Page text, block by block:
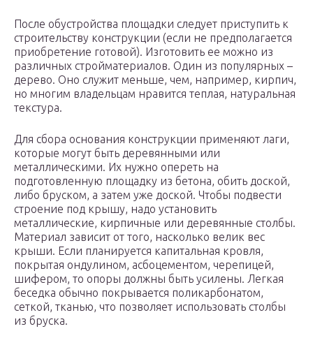
После обустройства площадки следует приступить к
строительству конструкции (если не предполагается
приобретение готовой). Изготовить ее можно из
различных стройматериалов. Один из популярных –
дерево. Оно служит меньше, чем, например, кирпич,
но многим владельцам нравится теплая, натуральная
текстура.
Для сбора основания конструкции применяют лаги,
которые могут быть деревянными или
металлическими. Их нужно опереть на
подготовленную площадку из бетона, обить доской,
либо бруском, а затем уже доской. Чтобы подвести
строение под крышу, надо установить
металлические, кирпичные или деревянные столбы.
Материал зависит от того, насколько велик вес
крыши. Если планируется капитальная кровля,
покрытая ондулином, асбоцементом, черепицей,
шифером, то опоры должны быть усилены. Легкая
беседка обычно покрывается поликарбонатом,
сеткой, тканью, что позволяет использовать столбы
из бруска.